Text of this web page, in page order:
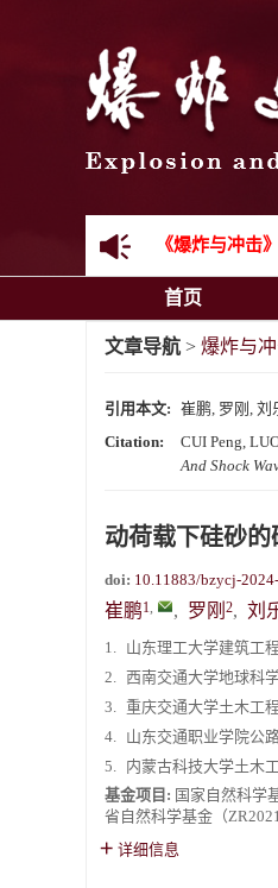
金属材料动态
结构物高速出
《爆炸与冲击
《爆炸与冲击
首页
文章导航 > 爆炸与
引用本文: 崔鹏, 罗刚, 刘
Citation:
CUI Peng,
And Shock
动荷载下硅砂
doi: 10.11883/bzycj-
崔鹏1, , 罗刚 2, 刘
1. 山东理工大学建筑工
2. 西南交通大学地球科
3. 重庆交通大学土木工
4. 山东交通职业学院公
5. 内蒙古科技大学土木
基金项目: 国家自然科学
省自然科学基金（
详细信息